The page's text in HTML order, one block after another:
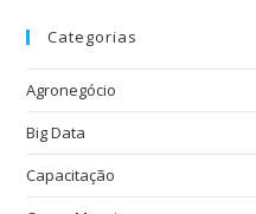
Categorias
Agronegócio
Big Data
Capacitação